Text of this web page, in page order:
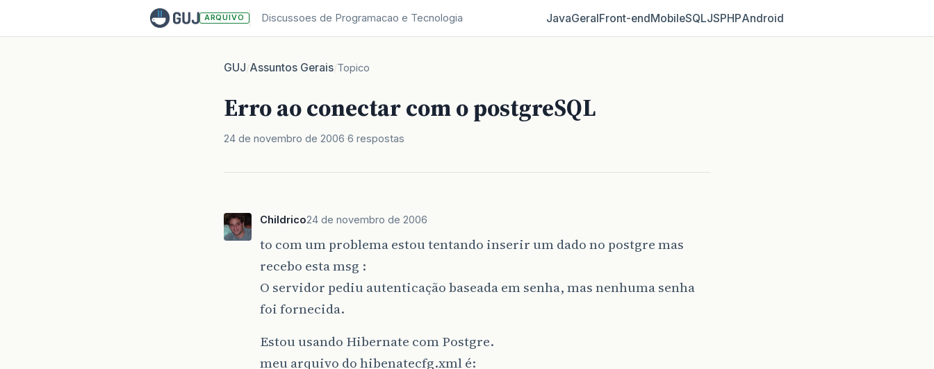
ARQUIVO Discussoes de Programacao e Tecnologia JavaGeralFront‑endMobileSQLJSPHPAndroid
GUJ/Assuntos Gerais/Topico
Erro ao conectar com o postgreSQL
24 de novembro de 2006 6 respostas
Childrico24 de novembro de 2006
to com um problema estou tentando inserir um dado no postgre mas
recebo esta msg :
O servidor pediu autenticação baseada em senha, mas nenhuma senha
foi fornecida.
Estou usando Hibernate com Postgre.
meu arquivo do hibenatecfg.xml é: